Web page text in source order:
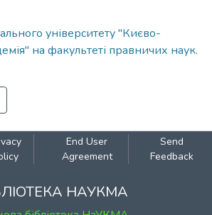
університету "Києво-
на факультеті правничих наук.
End User
Agreement
Send
Feedback
НАУКМА